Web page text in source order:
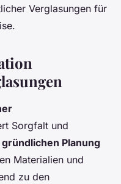
Verglasungen für
Sorgfalt und
gründlichen Planung
Materialien und
zu den